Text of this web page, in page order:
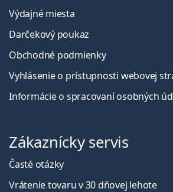
Výdajné miesta
Darčekový poukaz
Obchodné podmienky
Vyhlásenie o prístupnosti webovej
Informácie o spracovaní osobných
Zákaznícky servis
Časté otázky
Vrátenie tovaru v 30 dňovej lehote